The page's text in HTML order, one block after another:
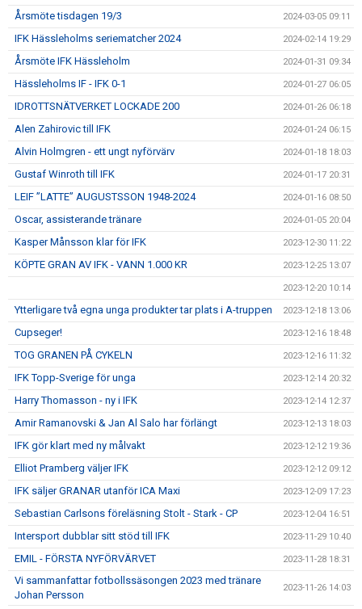
Årsmöte tisdagen 19/3 2024-03-05 09:11
IFK Hässleholms seriematcher 2024 2024-02-14 19:29
Årsmöte IFK Hässleholm 2024-01-31 09:34
Hässleholms IF - IFK 0-1 2024-01-27 06:05
IDROTTSNÄTVERKET LOCKADE 200 2024-01-26 06:18
Alen Zahirovic till IFK 2024-01-24 06:15
Alvin Holmgren - ett ungt nyförvärv 2024-01-18 18:03
Gustaf Winroth till IFK 2024-01-17 20:31
LEIF ”LATTE” AUGUSTSSON 1948-2024 2024-01-16 08:50
Oscar, assisterande tränare 2024-01-05 20:04
Kasper Månsson klar för IFK 2023-12-30 11:22
KÖPTE GRAN AV IFK - VANN 1.000 KR 2023-12-25 13:07
2023-12-20 10:14
Ytterligare två egna unga produkter tar plats i A-truppen 2023-12-18 13:06
Cupseger! 2023-12-16 18:48
TOG GRANEN PÅ CYKELN 2023-12-16 11:32
IFK Topp-Sverige för unga 2023-12-14 20:32
Harry Thomasson - ny i IFK 2023-12-14 12:37
Amir Ramanovski & Jan Al Salo har förlängt 2023-12-13 18:03
IFK gör klart med ny målvakt 2023-12-12 19:36
Elliot Pramberg väljer IFK 2023-12-12 09:12
IFK säljer GRANAR utanför ICA Maxi 2023-12-09 17:23
Sebastian Carlsons föreläsning Stolt - Stark - CP 2023-12-04 16:51
Intersport dubblar sitt stöd till IFK 2023-11-29 10:40
EMIL - FÖRSTA NYFÖRVÄRVET 2023-11-28 18:31
Vi sammanfattar fotbollssäsongen 2023 med tränare
Johan Persson
2023-11-26 14:03